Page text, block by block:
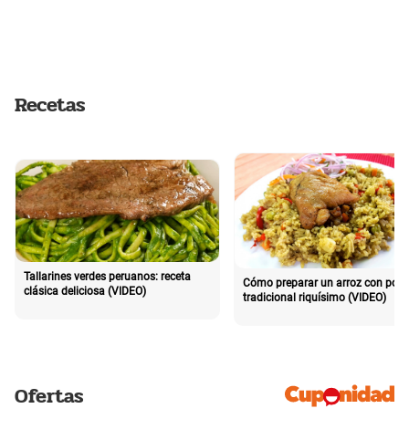
Recetas
Tallarines verdes peruanos: receta
clásica deliciosa (VIDEO)
Cómo preparar un arroz con pollo
tradicional riquísimo (VIDEO)
Ofertas